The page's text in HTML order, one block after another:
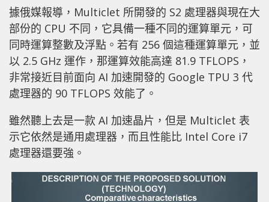
據俄媒報導，Multiclet 所開發的 S2 處理器與現在大
部份的 CPU 不同，它具備一種不同的運算單元，可
同時運算整數及浮點。若有 256 個這種運算單元，並
以 2.5 GHz 運作，那運算效能高達 81.9 TFLOPS，
非常接近目前面向 AI 加速開發的 Google TPU 3 代
處理器的 90 TFLOPS 效能了。
雖然聽上去是一款 AI 加速晶片，但是 Multiclet 表
示它依然是通用處理器，而且性能比 Intel Core i7
處理器還要強。